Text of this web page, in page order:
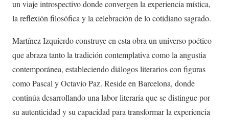
un viaje introspectivo donde convergen la experiencia mística,
la reflexión filosófica y la celebración de lo cotidiano sagrado.
Martínez Izquierdo construye en esta obra un universo poético
que abraza tanto la tradición contemplativa como la angustia
contemporánea, estableciendo diálogos literarios con figuras
como Pascal y Octavio Paz. Reside en Barcelona, donde
continúa desarrollando una labor literaria que se distingue por
su autenticidad y su capacidad para transformar la experiencia